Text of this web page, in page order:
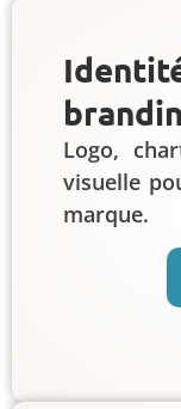
Logo,
visuelle
marque.